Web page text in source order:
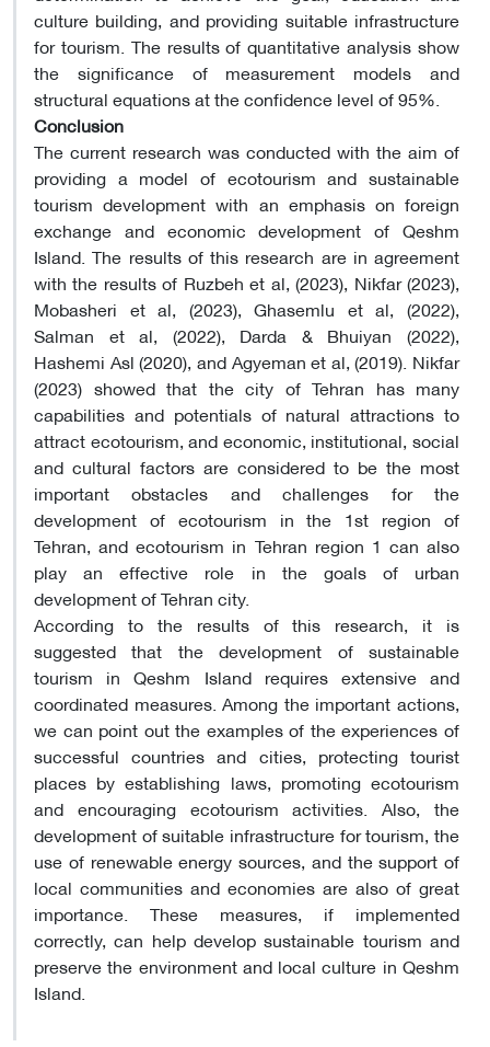
culture building, and providing suitable infrastructure
for tourism. The results of quantitative analysis show
the significance of measurement models and
structural equations at the confidence level of 95%.
Conclusion
The current research was conducted with the aim of
providing a model of ecotourism and sustainable
tourism development with an emphasis on foreign
exchange and economic development of Qeshm
Island. The results of this research are in agreement
with the results of Ruzbeh et al, (2023), Nikfar (2023),
Mobasheri et al, (2023), Ghasemlu et al, (2022),
Salman et al, (2022), Darda & Bhuiyan (2022),
Hashemi Asl (2020), and Agyeman et al, (2019). Nikfar
(2023) showed that the city of Tehran has many
capabilities and potentials of natural attractions to
attract ecotourism, and economic, institutional, social
and cultural factors are considered to be the most
important obstacles and challenges for the
development of ecotourism in the 1st region of
Tehran, and ecotourism in Tehran region 1 can also
play an effective role in the goals of urban
development of Tehran city.
According to the results of this research, it is
suggested that the development of sustainable
tourism in Qeshm Island requires extensive and
coordinated measures. Among the important actions,
we can point out the examples of the experiences of
successful countries and cities, protecting tourist
places by establishing laws, promoting ecotourism
and encouraging ecotourism activities. Also, the
development of suitable infrastructure for tourism, the
use of renewable energy sources, and the support of
local communities and economies are also of great
importance. These measures, if implemented
correctly, can help develop sustainable tourism and
preserve the environment and local culture in Qeshm
Island.